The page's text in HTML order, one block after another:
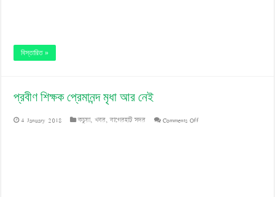
বিস্তারিত »
প্রবীণ শিক্ষক প্রেমানন্দ মৃধা আর নেই
4 January 2018 কচুয়া,খবর,বাগেরহাট সদর Comments Offon